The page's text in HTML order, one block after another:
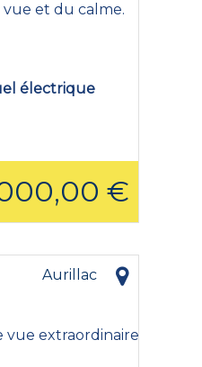
et du calme.
électrique
€
Aurillac
vue extraordinaire